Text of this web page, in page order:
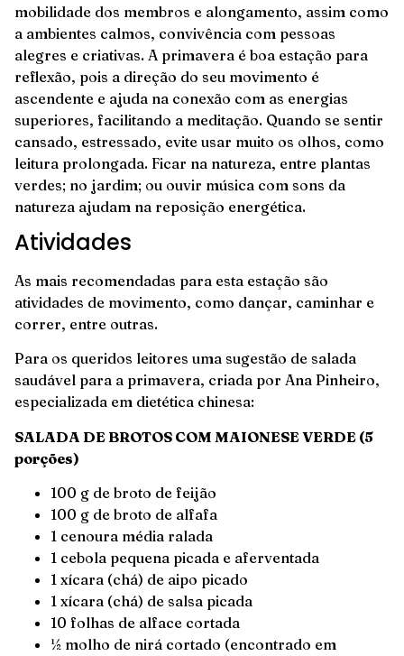
mobilidade dos membros e alongamento, assim como
a ambientes calmos, convivência com pessoas
alegres e criativas. A primavera é boa estação para
reflexão, pois a direção do seu movimento é
ascendente e ajuda na conexão com as energias
superiores, facilitando a meditação. Quando se sentir
cansado, estressado, evite usar muito os olhos, como
leitura prolongada. Ficar na natureza, entre plantas
verdes; no jardim; ou ouvir música com sons da
natureza ajudam na reposição energética.
Atividades
As mais recomendadas para esta estação são
atividades de movimento, como dançar, caminhar e
correr, entre outras.
Para os queridos leitores uma sugestão de salada
saudável para a primavera, criada por Ana Pinheiro,
especializada em dietética chinesa:
SALADA DE BROTOS COM MAIONESE VERDE (5
porções)
100 g de broto de feijão
100 g de broto de alfafa
1 cenoura média ralada
1 cebola pequena picada e aferventada
1 xícara (chá) de aipo picado
1 xícara (chá) de salsa picada
10 folhas de alface cortada
½ molho de nirá cortado (encontrado em